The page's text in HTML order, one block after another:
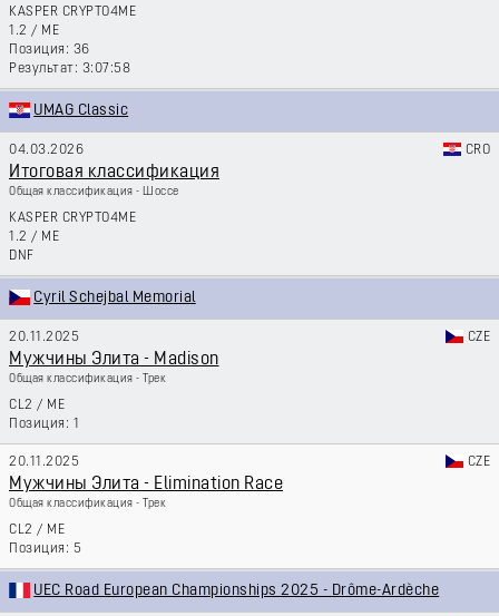
KASPER CRYPTO4ME
1.2 / ME
36
3:07:58
UMAG Classic
04.03.2026 CRO
Итоговая классификация
Общая классификация - Шоссе
KASPER CRYPTO4ME
1.2 / ME
DNF
Cyril Schejbal Memorial
20.11.2025 CZE
Мужчины Элита - Madison
Общая классификация - Трек
CL2 / ME
1
20.11.2025 CZE
Мужчины Элита - Elimination Race
Общая классификация - Трек
CL2 / ME
5
UEC Road European Championships 2025 - Drôme-Ardèche